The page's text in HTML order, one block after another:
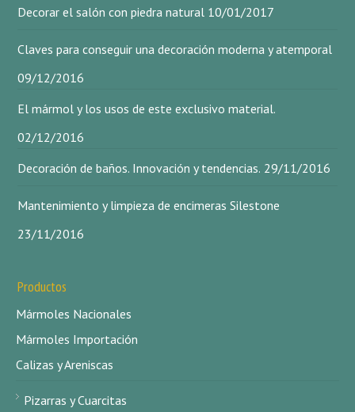
Decorar el salón con piedra natural 10/01/2017
Claves para conseguir una decoración moderna y atemporal
09/12/2016
El mármol y los usos de este exclusivo material.
02/12/2016
Decoración de baños. Innovación y tendencias. 29/11/2016
Mantenimiento y limpieza de encimeras Silestone
23/11/2016
Productos
Mármoles Nacionales
Mármoles Importación
Calizas y Areniscas
Pizarras y Cuarcitas